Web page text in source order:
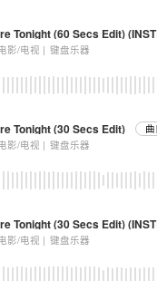
Tonight (60 Secs Edit)
影/电视 | 键盘乐器
Tonight (30 Secs Edit)
影/电视 | 键盘乐器
Tonight (30 Secs Edit)
影/电视 | 键盘乐器